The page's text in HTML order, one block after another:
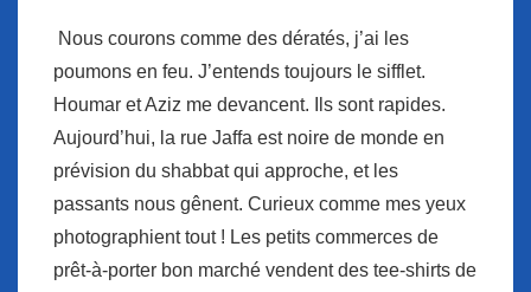
Nous courons comme des dératés, j’ai les
poumons en feu. J’entends toujours le sifflet.
Houmar et Aziz me devancent. Ils sont rapides.
Aujourd’hui, la rue Jaffa est noire de monde en
prévision du shabbat qui approche, et les
passants nous gênent. Curieux comme mes yeux
photographient tout ! Les petits commerces de
prêt-à-porter bon marché vendent des tee-shirts de